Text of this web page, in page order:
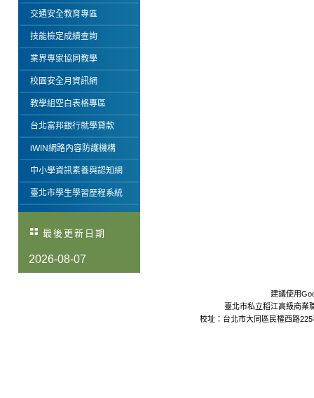
交通安全教育專區
技能檢定成績查詢
業界專家協同教學
校園安全月資訊網
教學組空白表格專區
台北富邦銀行就學貸款
iWIN網路內容防護機構
中小學資訊素養與認知網
臺北市學生學習歷程系統
最後更新日期
2026-08-07
建議使用
臺北市私立稻江高級商業
校址：台北市大同區民權西路